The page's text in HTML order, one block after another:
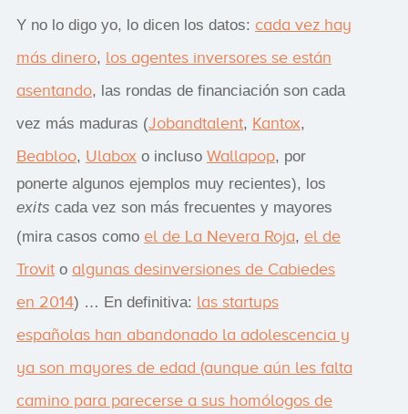
Y no lo digo yo, lo dicen los datos: cada vez hay
más dinero, los agentes inversores se están
asentando, las rondas de financiación son cada
vez más maduras (Jobandtalent, Kantox,
Beabloo, Ulaboxo incluso Wallapop, por
ponerte algunos ejemplos muy recientes), los
exits cada vez son más frecuentes y mayores
(mira casos como el de La Nevera Roja, el de
Trovito algunas desinversiones de Cabiedes
en 2014) … En definitiva: las startups
españolas han abandonado la adolescencia y
ya son mayores de edad (aunque aún les falta
camino para parecerse a sus homólogos de